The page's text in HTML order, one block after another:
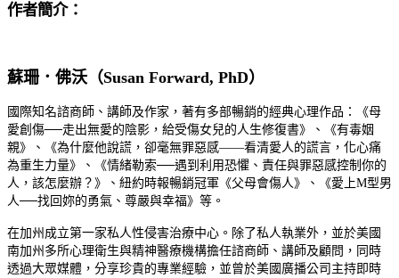
作者簡介：
蘇珊．佛沃 （Susan Forward, PhD）
國際知名諮商師、講師及作家，著有多部暢銷的經典心理作品：《母
愛創傷──走出無愛的陰影，給受傷女兒的人生修復書》、《有毒姻
親》、《為什麼他說謊，卻毫無罪惡感——看清愛人的謊言，化心痛
為重生力量》、《情緒勒索──遇到利用恐懼、責任與罪惡感控制你的
人，該怎麼辦？》、紐約時報暢銷冠軍《父母會傷人》、《愛上M型男
人──找回妳的勇氣、尊嚴與幸福》等。
在加州成立第一家私人性侵害治療中心。除了私人執業外， 並於美國
南加州多所心理衛生與精神醫療機構擔任諮商師、講師及顧問，同時
透過大眾媒體，分享珍貴的專業經驗，並曾於美國廣播公司主持即時